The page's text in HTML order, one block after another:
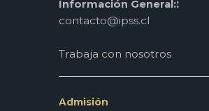
Información General::
contacto@ipss.cl
Trabaja con nosotros
Admisión